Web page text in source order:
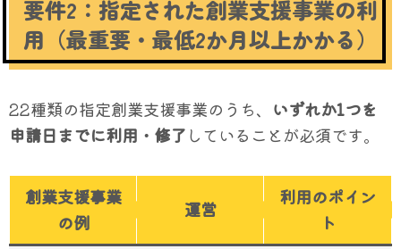
要件2：指定された創業支援事業の利
用（最重要・最低2か月以上かかる）
22種類の指定創業支援事業のうち、 いずれか1つを
申請日までに利用・修了していることが必須です。
創業支援事業
の例
運営
利用のポイン
ト